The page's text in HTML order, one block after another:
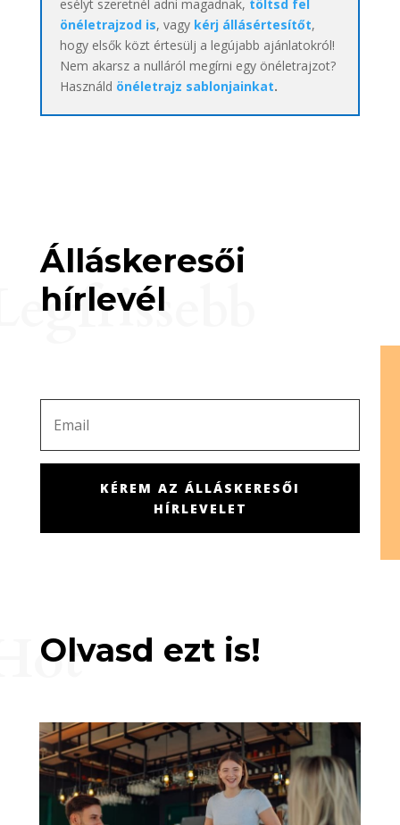
esélyt szeretnél adni magadnak, töltsd fel
önéletrajzod is, vagy kérj állásértesítőt,
hogy elsők közt értesülj a legújabb ajánlatokról!
Nem akarsz a nulláról megírni egy önéletrajzot?
Használd önéletrajz sablonjainkat.
Álláskeresői
hírlevél
KÉREM AZ ÁLLÁSKERESŐI
HÍRLEVELET
Olvasd ezt is!